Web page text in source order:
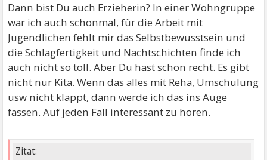
Dann bist Du auch Erzieherin? In einer Wohngruppe
war ich auch schonmal, für die Arbeit mit
Jugendlichen fehlt mir das Selbstbewusstsein und
die Schlagfertigkeit und Nachtschichten finde ich
auch nicht so toll. Aber Du hast schon recht. Es gibt
nicht nur Kita. Wenn das alles mit Reha, Umschulung
usw nicht klappt, dann werde ich das ins Auge
fassen. Auf jeden Fall interessant zu hören.
Zitat: